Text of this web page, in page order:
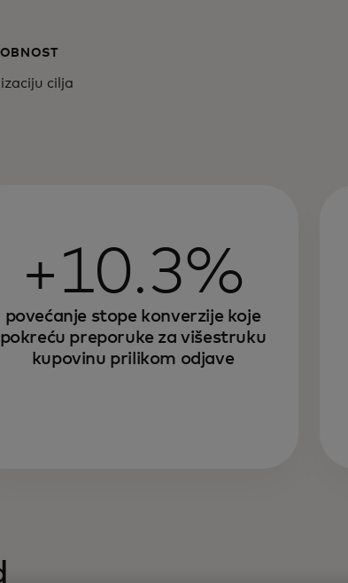
cilja
+10.3%
povećanje stope konverzije koje
pokreću preporuke za višestruku
kupovinu prilikom odjave